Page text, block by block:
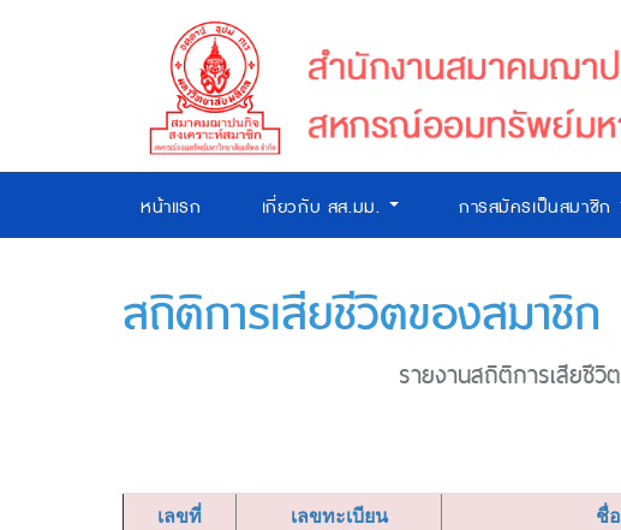
หน้าแรก เกี่ยวกับ สส.มม. การสมัครเป็นสมาชิก
สถิติการเสียชีวิตของสมาชิก
รายงานสถิติการเสียชี
เลขที่
เลขทะเบียน
ชื่